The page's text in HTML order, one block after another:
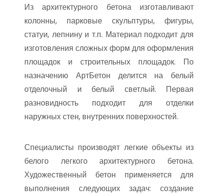
Из архитектурного бетона изготавливают
колонны, парковые скульптуры, фигуры,
статуи, лепнину и т.п. Материал подходит для
изготовления сложных форм для оформления
площадок и строительных площадок. По
назначению АртБетон делится на белый
отделочный и белый светлый. Первая
разновидность подходит для отделки
наружных стен, внутренних поверхностей.
Специалисты производят легкие объекты из
белого легкого архитектурного бетона.
Художественный бетон применяется для
выполнения следующих задач: создание